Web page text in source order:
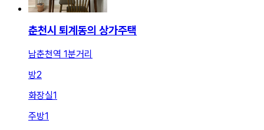
춘천시 퇴계동의 상가주택
남춘천역 1분거리
방2
화장실1
주방1